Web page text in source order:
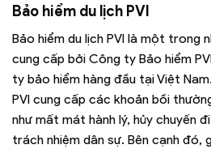
Bảo hiểm du lịch PVI
Bảo hiểm du lịch PVI là một trong
cung cấp bởi Công ty Bảo hiểm
ty bảo hiểm hàng đầu tại Việt
PVI cung cấp các khoản bồi
như mất mát hành lý, hủy chuyến
trách nhiệm dân sự. Bên cạnh đó,